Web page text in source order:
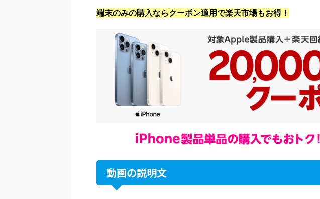
端末のみの購入ならクーポン適用で楽天市場もお得！
動画の説明文